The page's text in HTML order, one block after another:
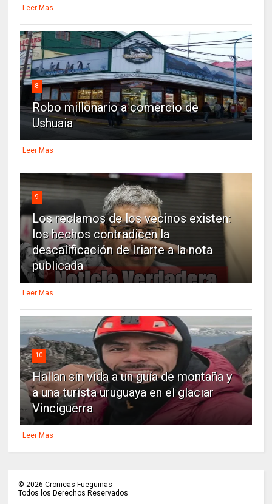
Leer Mas
8
Robo millonario a comercio de
Ushuaia
Leer Mas
9
Los reclamos de los vecinos existen:
los hechos contradicen la
descalificación de Iriarte a la nota
publicada
Leer Mas
10
Hallan sin vida a un guía de montaña y
a una turista uruguaya en el glaciar
Vinciguerra
Leer Mas
© 2026 Cronicas Fueguinas
Todos los Derechos Reservados